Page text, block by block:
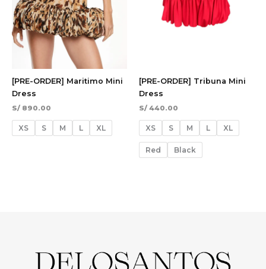
[PRE-ORDER] Maritimo Mini
Dress
S/ 890.00
XS S M L XL
[PRE-ORDER] Tribuna Mini
Dress
S/ 440.00
XS S M L XL
Red Black